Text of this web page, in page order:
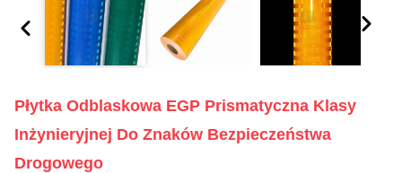
Płytka Odblaskowa EGP Prismatyczna Klasy
Inżynieryjnej Do Znaków Bezpieczeństwa
Drogowego